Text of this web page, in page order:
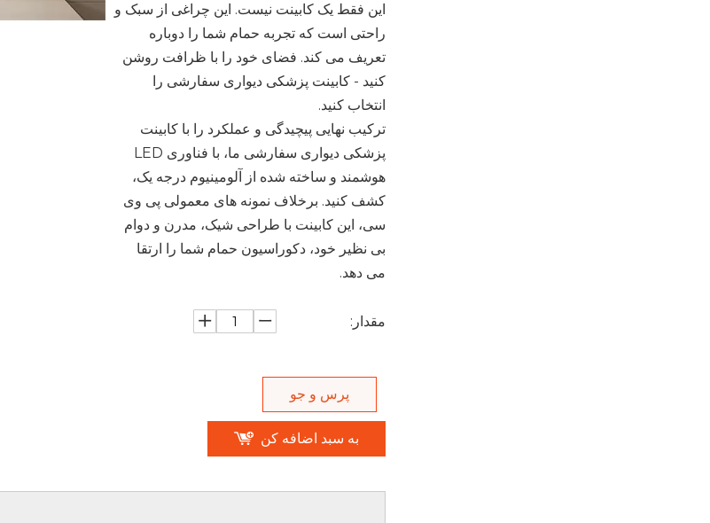
این فقط یک کابینت نیست. این چراغی از سبک و
راحتی است که تجربه حمام شما را دوباره
تعریف می کند. فضای خود را با ظرافت روشن
کنید - کابینت پزشکی دیواری سفارشی را
انتخاب کنید.
ترکیب نهایی پیچیدگی و عملکرد را با کابینت
پزشکی دیواری سفارشی ما، با فناوری LED
هوشمند و ساخته شده از آلومینیوم درجه یک،
کشف کنید. برخلاف نمونه های معمولی پی وی
سی، این کابینت با طراحی شیک، مدرن و دوام
بی نظیر خود، دکوراسیون حمام شما را ارتقا
می دهد.
مقدار:
پرس و جو
به سبد اضافه کن